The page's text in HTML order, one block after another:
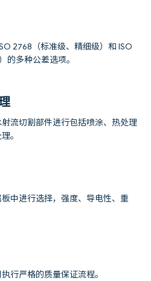
2768（标准级、精细级）和 ISO
的多种公差选项。
流切割部件进行包括喷涂、热处理
。
中进行选择，强度、导电性、重
行严格的质量保证流程。